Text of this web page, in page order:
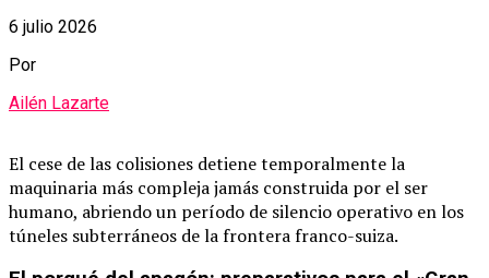
6 julio 2026
Por
Ailén Lazarte
El cese de las colisiones detiene temporalmente la
maquinaria más compleja jamás construida por el ser
humano, abriendo un período de silencio operativo en los
túneles subterráneos de la frontera franco-suiza.